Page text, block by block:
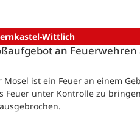
Wittlich
an Feuerwehren
ist ein Feuer an einem
Feuer unter Kontrolle zu